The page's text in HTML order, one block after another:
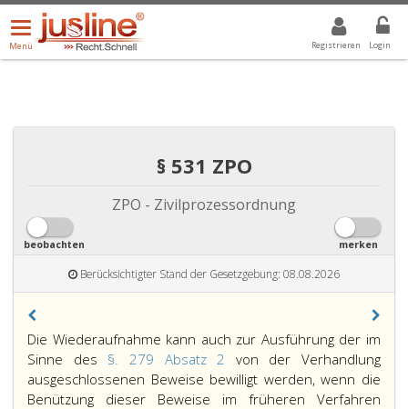
Registrieren Login
Menü
öffnen/schließen
Menü
ALLE DROPDOWN: GEWÄHLTER WERT IST ALLE
§ 531 ZPO
ZPO - Zivilprozessordnung
beobachten merken
Berücksichtigter Stand der Gesetzgebung: 08.08.2026
Die Wiederaufnahme kann auch zur Ausführung der im
Sinne des §. 279 Absatz 2 von der Verhandlung
ausgeschlossenen Beweise bewilligt werden, wenn die
Benützung dieser Beweise im früheren Verfahren